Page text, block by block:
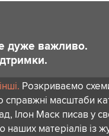
дуже важливо.
Розкриваємо
справжні масштаби
Ілон Маск писав у
наших матеріалів із